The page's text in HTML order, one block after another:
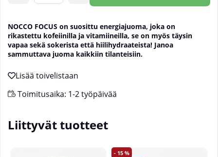
NOCCO FOCUS on suosittu energiajuoma, joka on
rikastettu kofeiinilla ja vitamiineilla, se on myös täysin
vapaa sekä sokerista että hiilihydraateista! Janoa
sammuttava juoma kaikkiin tilanteisiin.
Toimitusaika: 1-2 työpäivää
Liittyvät tuotteet
15